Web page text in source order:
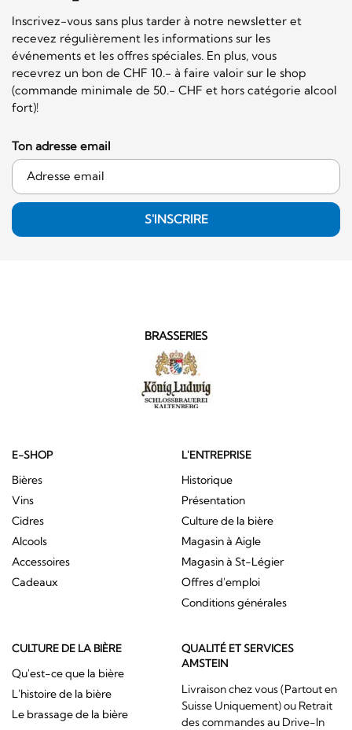
Inscrivez-vous sans plus tarder à notre newsletter et
recevez régulièrement les informations sur les
événements et les offres spéciales. En plus, vous
recevrez un bon de CHF 10.- à faire valoir sur le shop
(commande minimale de 50.- CHF et hors catégorie alcool
fort)!
Ton adresse email
S'INSCRIRE
BRASSERIES
E-SHOP
Bières
Vins
Cidres
Alcools
Accessoires
Cadeaux
L'ENTREPRISE
Historique
Présentation
Culture de la bière
Magasin à Aigle
Magasin à St-Légier
Offres d'emploi
Conditions générales
CULTURE DE LA BIÈRE
Qu'est-ce que la bière
L'histoire de la bière
Le brassage de la bière
QUALITÉ ET SERVICES
AMSTEIN
Livraison chez vous (Partout en
Suisse Uniquement) ou Retrait
des commandes au Drive-In